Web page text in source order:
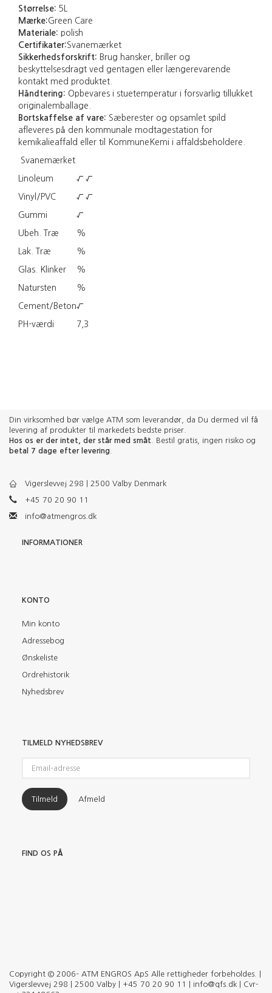
Størrelse: 5L
Mærke:Green Care
Materiale: polish
Certifikater:Svanemærket
Sikkerhedsforskrift: Brug hansker, briller og
beskyttelsesdragt ved gentagen eller længerevarende
kontakt med produktet.
Håndtering: Opbevares i stuetemperatur i forsvarlig tillukket
originalemballage.
Bortskaffelse af vare: Sæberester og opsamlet spild
afleveres på den kommunale modtagestation for
kemikalieaffald eller til KommuneKemi i affaldsbeholdere.
Svanemærket
Linoleum √ √
Vinyl/PVC √ √
Gummi √
Ubeh. Træ %
Lak. Træ %
Glas. Klinker %
Natursten %
Cement/Beton√
PH-værdi 7,3
Din virksomhed bør vælge ATM som leverandør, da Du dermed vil få
levering af produkter til markedets bedste priser.
Hos os er der intet, der står med småt . Bestil gratis, ingen risiko og
betal 7 dage efter levering
Vigerslevvej 298 | 2500 Valby Denmark
+45 70 20 90 11
info@atmengros.dk
INFORMATIONER
KONTO
Min konto
Adressebog
Ønskeliste
Ordrehistorik
Nyhedsbrev
TILMELD NYHEDSBREV
adresse
Tilmeld Afmeld
FIND OS PÅ
Copyright © 2006– ATM ENGROS ApS Alle rettigheder forbeholdes. |
Vigerslevvej 298 | 2500 Valby | +45 70 20 90 11 | info@qfs.dk | Cvr-